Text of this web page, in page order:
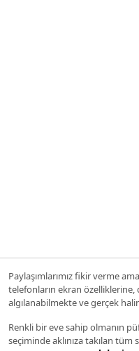
Paylaşımlarımız fikir verme
telefonların ekran özelliklerine,
algılanabilmekte ve gerçek
Renkli bir eve sahip olmanın
seçiminde aklınıza takılan